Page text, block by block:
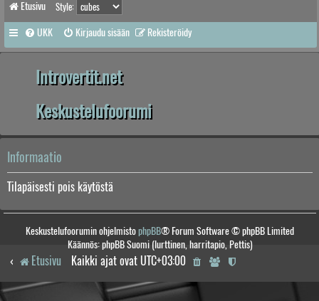
Etusivu Style:
UKK Kirjaudu sisään Rekisteröidy
Introvertit.net
Keskustelufoorumi
Informaatio
Tilapäisesti pois käytöstä
Keskustelufoorumin ohjelmistophpBB® Forum Software © phpBB Limited
Käännös: phpBB Suomi (lurttinen, harritapio, Pettis)
Etusivu Kaikki ajat ovat UTC+03:00